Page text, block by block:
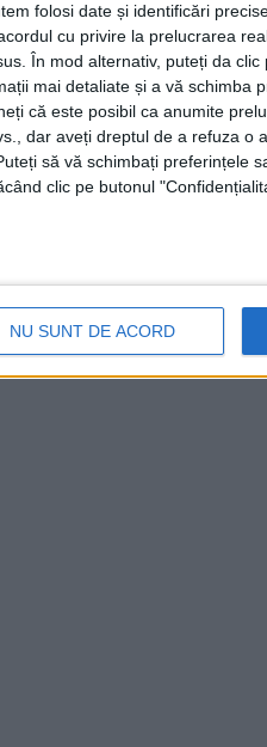
folosi date și identificări
cu privire la prelucrarea
În mod alternativ, puteți da
mai detaliate și a vă schimba
că este posibil ca anumite
dar aveți dreptul de a refuza o
să vă schimbați preferințele
clic pe butonul
NU SUNT DE ACORD
inițial!“, a spus
şi parlamentarilor
devenit realitate care